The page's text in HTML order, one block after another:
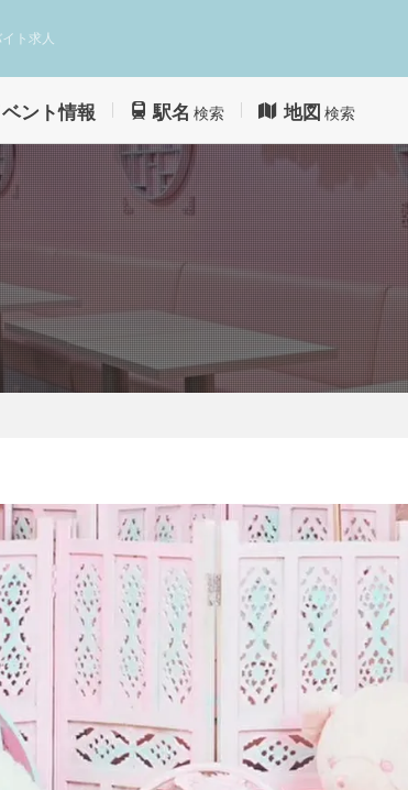
ト求人
ント情報 駅名 検索 地図 検索